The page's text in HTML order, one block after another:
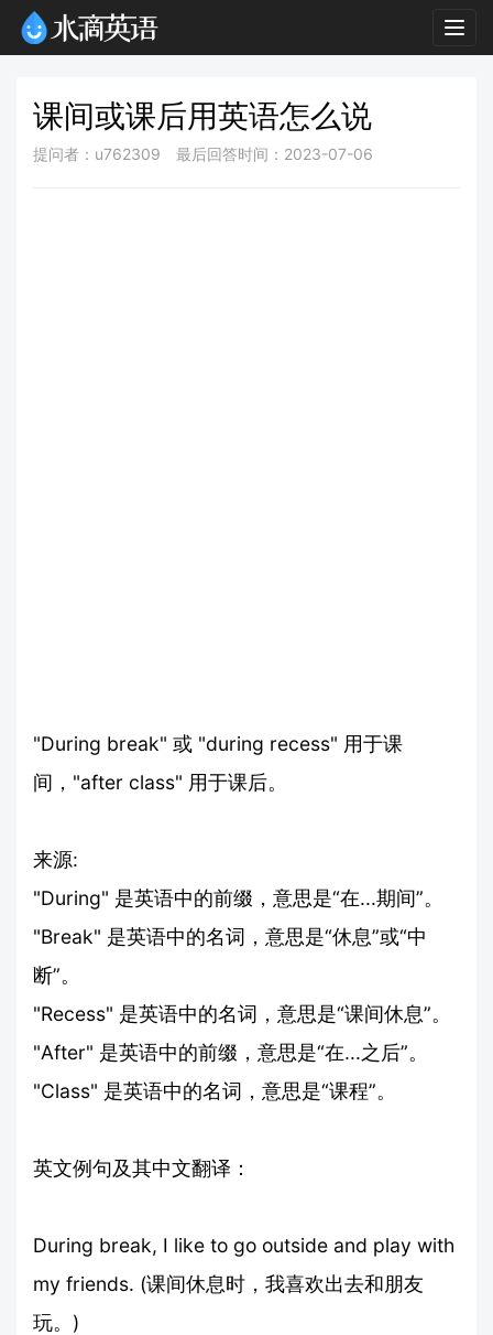
课间或课后用英语怎么说
提问者：u762309 最后回答时间：2023-07-06
"During break" 或 "during recess" 用于课
间，"after class" 用于课后。
来源:
"During" 是英语中的前缀，意思是“在...期间”。
"Break" 是英语中的名词，意思是“休息”或“中
断”。
"Recess" 是英语中的名词，意思是“课间休息”。
"After" 是英语中的前缀，意思是“在...之后”。
"Class" 是英语中的名词，意思是“课程”。
英文例句及其中文翻译：
During break, I like to go outside and play with
my friends. (课间休息时，我喜欢出去和朋友
玩。)